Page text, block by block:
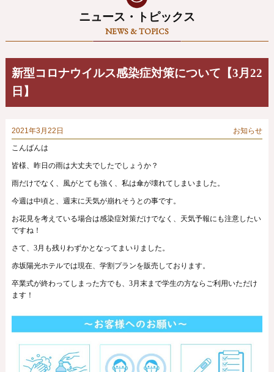
ニュース・トピックス
NEWS & TOPICS
新型コロナウイルス感染症対策について【3月22
日】
2021年3月22日
お知らせ
こんばんは
皆様、昨日の雨は大丈夫でしたでしょうか？
雨だけでなく、風がとても強く、私は傘が壊れてしまいました。
今週は中頃と、週末に天気が崩れそうとの事です。
お花見を考えている場合は感染症対策だけでなく、天気予報にも注意したい
ですね！
さて、3月も残りわずかとなってまいりました。
赤坂陽光ホテルでは現在、学割プランを販売しております。
卒業式が終わってしまった方でも、3月末まで学生の方ならご利用いただけ
ます！